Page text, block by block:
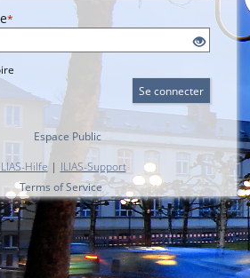
*
Se connecter
Espace Public
ILIAS-Hilfe| ILIAS-Support
Terms of Service